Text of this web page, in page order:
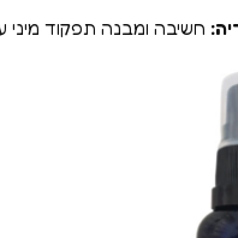
חשיבה ומבנה תפקוד